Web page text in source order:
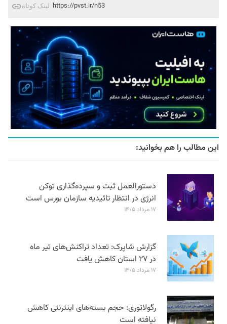
لینک کوتاه https://pvst.ir/n53
این مطالب را هم بخوانید:
دستورالعمل ثبت و سپرده‌گذاری توکن
انرژی در انتظار تائیدیه سازمان بورس است
۱۷ مرداد ۱۴۰۵
گزارش شاپرک: تعداد تراکنش‌های تیر ماه
در ۲۷ استان‌ کاهش یافت
۱۷ مرداد ۱۴۰۵
رگولاتوری: حجم بسته‌های اینترنتی کاهش
نیافته است